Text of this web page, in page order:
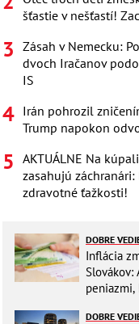
šťastie v nešťastí!
Zásah v Nemecku:
dvoch Iračanov
IS
Irán pohrozil
Trump napokon
AKTUÁLNE Na
zasahujú
zdravotné ťažkosti!
DOBRE
Inflácia
Slovákov:
DOBRE